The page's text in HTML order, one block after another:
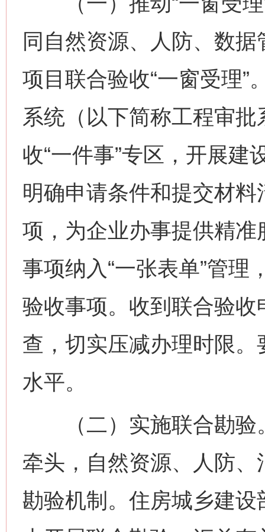
同自然资源、人防、数
项目联合验收“一窗受理”
系统（以下简称工程审
收“一件事”专区，开展
明确申请条件和提交材
项，为企业办事提供精
事项纳入“一张表单”管理
验收事项。收到联合验
查，切实压减办理时限
水平。
（二）实施联合勘验
牵头，自然资源、人防
勘验机制。住房城乡建